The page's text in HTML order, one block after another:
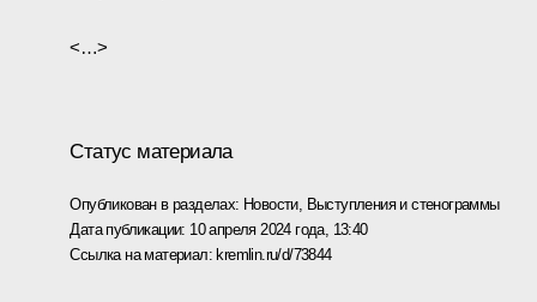
<…>
Статус материала
Опубликован в разделах: Новости, Выступления и стенограммы
Дата публикации: 10 апреля 2024 года, 13:40
Ссылка на материал: kremlin.ru/d/73844